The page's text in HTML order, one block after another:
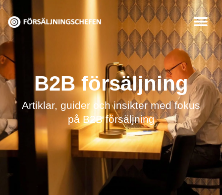
Hoppa
till
innehåll
B2B försäljning
Artiklar, guider och insikter med fokus
på B2B försäljning